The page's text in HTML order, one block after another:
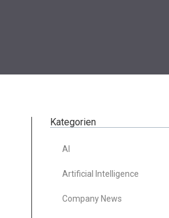
Kategorien
AI
Artificial Intelligence
Company News